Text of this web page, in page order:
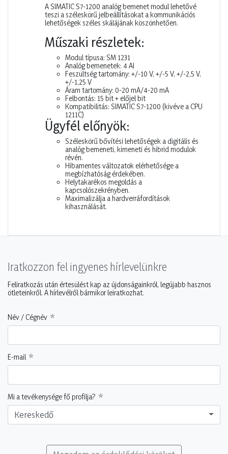
A SIMATIC S7-1200 analóg bemenet modul lehetővé
teszi a széleskörű jelbeállításokat a kommunikációs
lehetőségek széles skálájának köszönhetően.
Műszaki részletek:
Modul típusa: SM 1231
Analóg bemenetek: 4 AI
Feszültség tartomány: +/-10 V, +/-5 V, +/-2,5 V,
+/-1,25 V
Áram tartomány: 0-20 mA/4-20 mA
Felbontás: 15 bit + előjel bit
Kompatibilitás: SIMATIC S7-1200 (kivéve a CPU
1211C)
Ügyfél előnyök:
Széleskörű bővítési lehetőségek a digitális és
analóg bemeneti, kimeneti és hibrid modulok
révén.
Hibamentes változatok elérhetősége a
megbízhatóság érdekében.
Helytakarékos megoldás a
kapcsolószekrényben.
Maximalizálja a hardverráfordítások
kihasználását.
Iratkozzon fel ingyenes hírlevelünkre
Feliratkozás után értesülést kap az újdonságainkról, legújabb hasznos
ötleteinkről. A hírlevélről bármikor leiratkozhat.
Név / Cégnév
E-mail
Mi a tevékenysége fő profilja?
Kereskedő